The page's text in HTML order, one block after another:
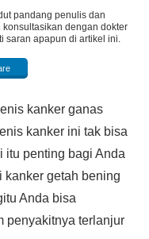
pandang penulis dan
dengan dokter
saran apapun di artikel ini.
kanker ganas
kanker ini tak bisa
itu penting bagi Anda
kanker getah bening
Anda bisa
penyakitnya terlanjur